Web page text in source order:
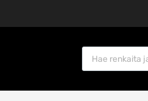
Products